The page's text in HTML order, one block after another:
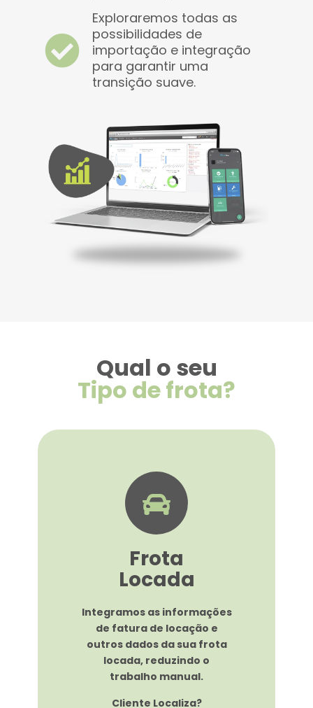
Exploraremos todas as
possibilidades de
importação e integração
para garantir uma
transição suave.
Qual o seu
Tipo de frota?
Frota
Locada
Integramos as informações
de fatura de locação e
outros dados da sua frota
locada, reduzindo o
trabalho manual.​
Cliente Localiza?​